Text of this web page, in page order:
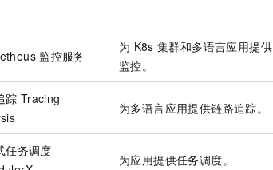
监控服务
为 K8s 集群和多语言应用提供
监控。
踪 Tracing
为多语言应用提供链路追踪。
任务调度
为应用提供任务调度。